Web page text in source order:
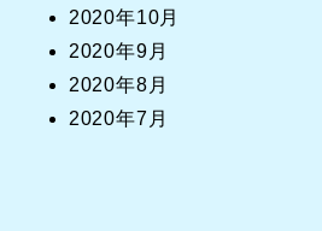
2020年10月
2020年9月
2020年8月
2020年7月